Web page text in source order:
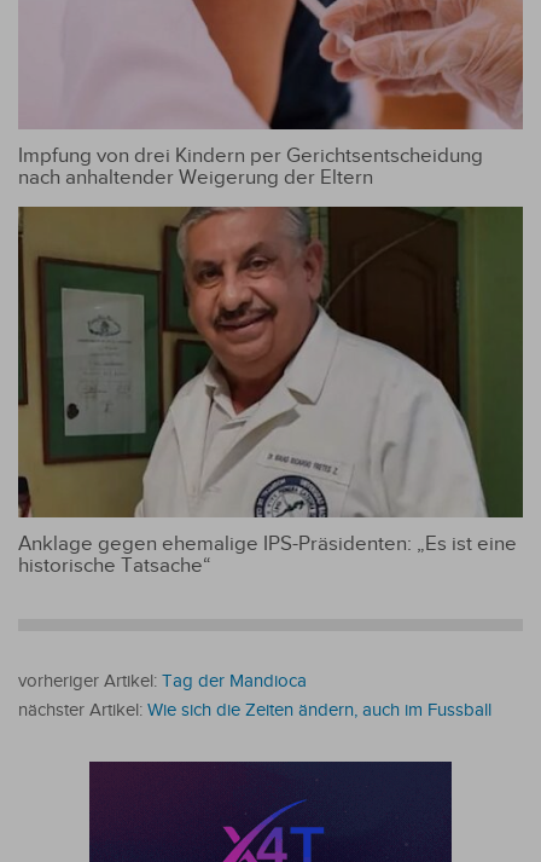
Impfung von drei Kindern per Gerichtsentscheidung
nach anhaltender Weigerung der Eltern
Anklage gegen ehemalige IPS-Präsidenten: „Es ist eine
historische Tatsache“
vorheriger Artikel: Tag der Mandioca
nächster Artikel: Wie sich die Zeiten ändern, auch im Fussball